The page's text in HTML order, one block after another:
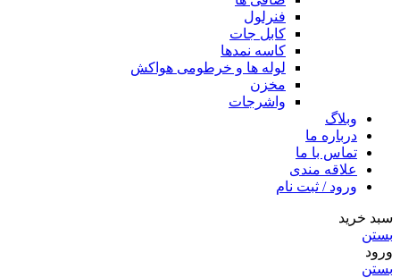
فنرلول
کابل جات
کاسه نمدها
لوله ها و خرطومی هواکش
مخزن
واشرجات
وبلاگ
درباره ما
تماس با ما
علاقه مندی
ورود / ثبت نام
سبد خرید
بستن
ورود
بستن